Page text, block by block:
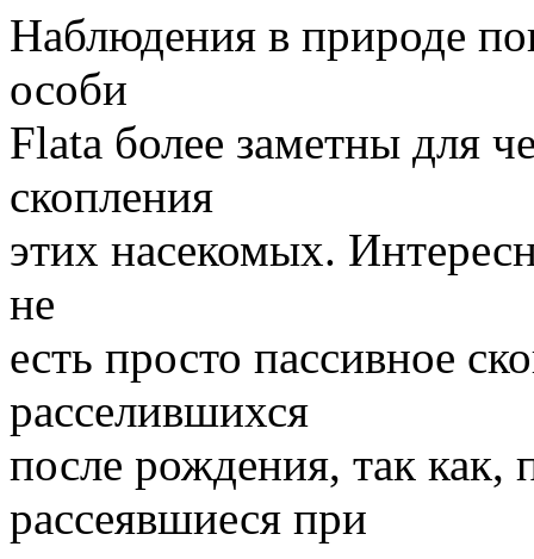
Наблюдения в природе
особи
Flata более заметны для
скопления
этих насекомых.
не
есть просто пассивное
расселившихся
после рождения, так как,
рассеявшиеся при